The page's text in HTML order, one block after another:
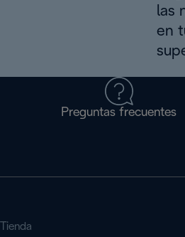
las
en
Preguntas frecuentes
Tienda